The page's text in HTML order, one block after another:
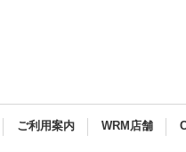
ご利用案内 WRM店舗